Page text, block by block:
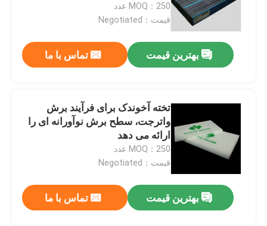
MOQ：250 عدد
قیمت：Negotiated
بهترین قیمت تماس با ما
تخته آخوندک برای فرآیند برش
واترجت، سطح برش نوآورانه ای را
ارائه می دهد
MOQ：250 عدد
قیمت：Negotiated
بهترین قیمت تماس با ما